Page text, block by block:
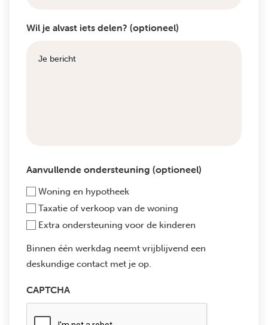
Wil je alvast iets delen? (optioneel)
Aanvullende ondersteuning (optioneel)
Woning en hypotheek
Taxatie of verkoop van de woning
Extra ondersteuning voor de kinderen
Binnen één werkdag neemt vrijblijvend een
deskundige contact met je op.
CAPTCHA